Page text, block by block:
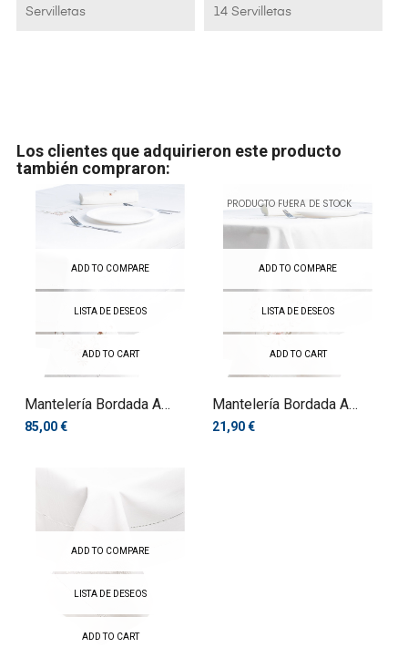
Servilletas 14 Servilletas
Los clientes que adquirieron este producto
también compraron:
ADD TO COMPARE
LISTA DE DESEOS
ADD TO CART
Mantelería Bordada A
Máquina
85,00 €
PRODUCTO FUERA DE STOCK
ADD TO COMPARE
LISTA DE DESEOS
ADD TO CART
Mantelería Bordada A
Máquina
21,90 €
ADD TO COMPARE
LISTA DE DESEOS
ADD TO CART